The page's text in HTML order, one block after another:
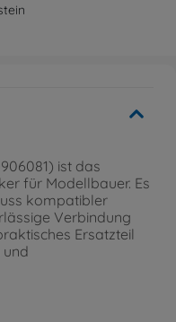
ist das
für Modellbauer. Es
kompatibler
Verbindung
Ersatzteil